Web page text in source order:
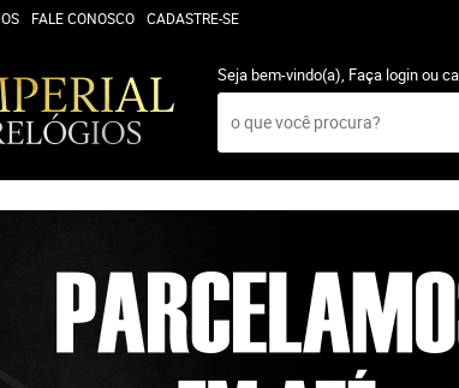
FALE CONOSCO CADASTRE-SE
Seja bem-vindo(a), Faça loginou